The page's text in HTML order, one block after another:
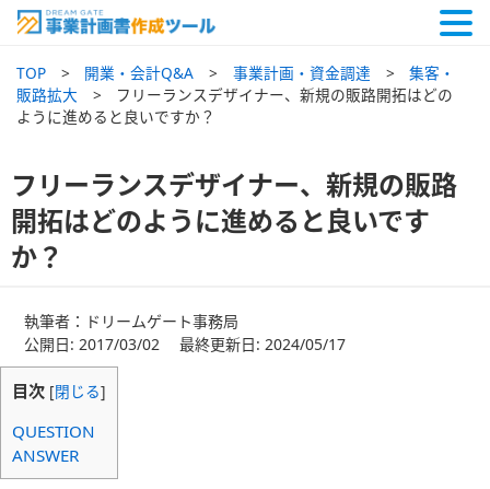
TOP 開業・会計Q&A 事業計画・資金調達
集客・
販路拡大
フリーランスデザイナー、新規の販路開拓はどの
ように進めると良いですか？
フリーランスデザイナー、新規の販路
開拓はどのように進めると良いです
か？
執筆者：ドリームゲート事務局
公開日: 2017/03/02 最終更新日: 2024/05/17
目次 [閉じる]
QUESTION
ANSWER